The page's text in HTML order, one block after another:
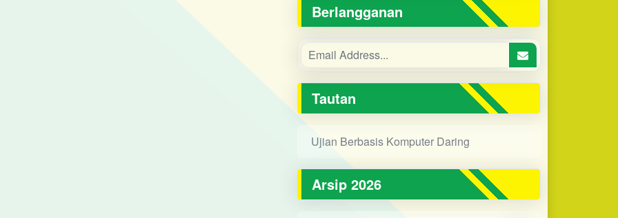
Berlangganan
Tautan
Ujian Berbasis Komputer Daring
Arsip 2026